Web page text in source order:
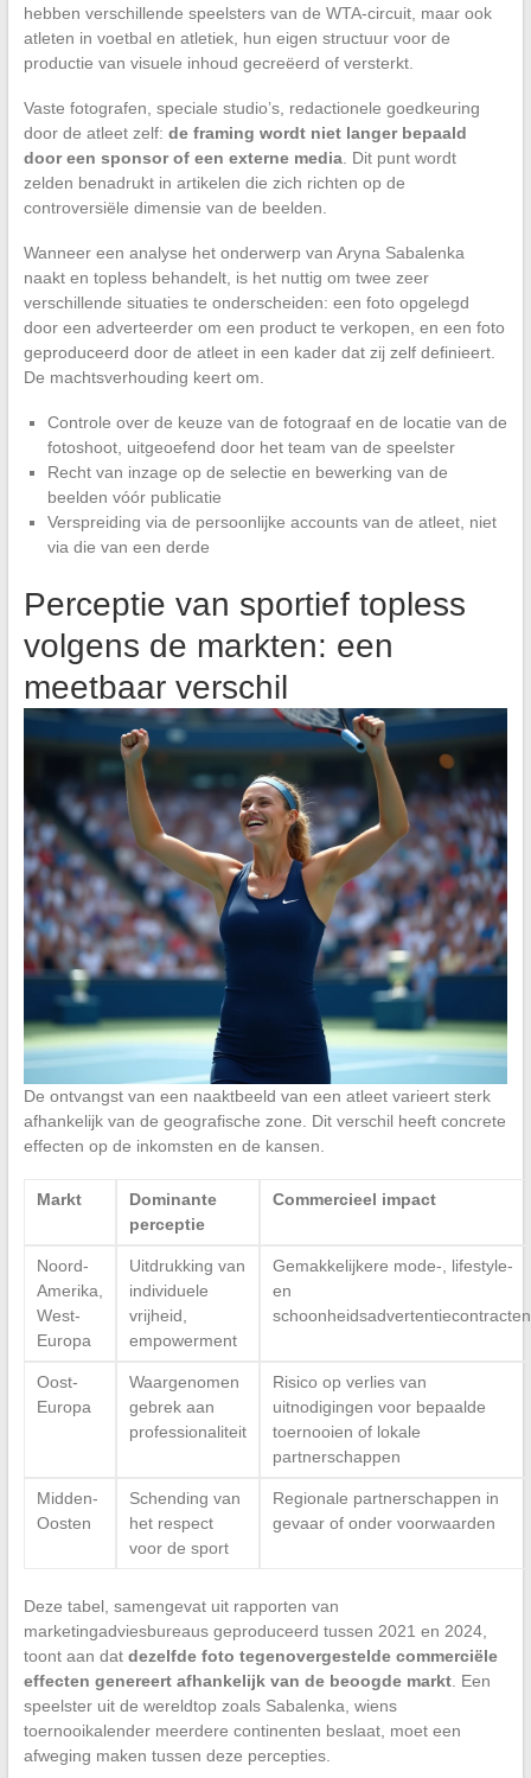
hebben verschillende speelsters van de WTA-circuit, maar ook
atleten in voetbal en atletiek, hun eigen structuur voor de
productie van visuele inhoud gecreëerd of versterkt.
Vaste fotografen, speciale studio’s, redactionele goedkeuring
door de atleet zelf: de framing wordt niet langer bepaald
door een sponsor of een externe media. Dit punt wordt
zelden benadrukt in artikelen die zich richten op de
controversiële dimensie van de beelden.
Wanneer een analyse het onderwerp van Aryna Sabalenka
naakt en topless behandelt, is het nuttig om twee zeer
verschillende situaties te onderscheiden: een foto opgelegd
door een adverteerder om een product te verkopen, en een foto
geproduceerd door de atleet in een kader dat zij zelf definieert.
De machtsverhouding keert om.
Controle over de keuze van de fotograaf en de locatie van de
fotoshoot, uitgeoefend door het team van de speelster
Recht van inzage op de selectie en bewerking van de
beelden vóór publicatie
Verspreiding via de persoonlijke accounts van de atleet, niet
via die van een derde
Perceptie van sportief topless
volgens de markten: een
meetbaar verschil
De ontvangst van een naaktbeeld van een atleet varieert sterk
afhankelijk van de geografische zone. Dit verschil heeft concrete
effecten op de inkomsten en de kansen.
Markt
Dominante
perceptie
Commercieel impact
Noord-
Amerika,
West-
Europa
Uitdrukking van
individuele
vrijheid,
empowerment
Gemakkelijkere mode-, lifestyle-
en
schoonheidsadvertentiecontracten
Oost-
Europa
Waargenomen
gebrek aan
professionaliteit
Risico op verlies van
uitnodigingen voor bepaalde
toernooien of lokale
partnerschappen
Midden-
Oosten
Schending van
het respect
voor de sport
Regionale partnerschappen in
gevaar of onder voorwaarden
Deze tabel, samengevat uit rapporten van
marketingadviesbureaus geproduceerd tussen 2021 en 2024,
toont aan dat dezelfde foto tegenovergestelde commerciële
effecten genereert afhankelijk van de beoogde markt. Een
speelster uit de wereldtop zoals Sabalenka, wiens
toernooikalender meerdere continenten beslaat, moet een
afweging maken tussen deze percepties.